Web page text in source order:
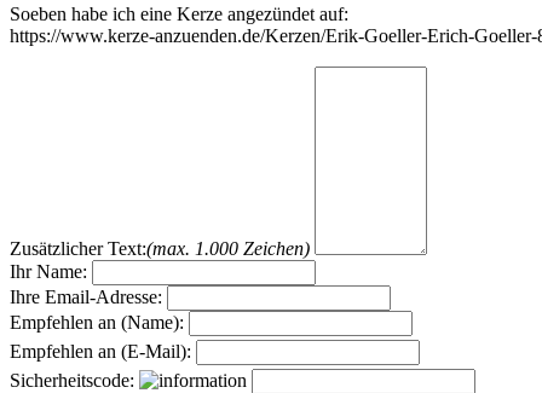
Soeben habe ich eine Kerze angezündet auf:
https://www.kerze-anzuenden.de/Kerzen/Erik-Goeller-Erich-
Zusätzlicher Text:(max. 1.000 Zeichen)
Ihr Name:
Ihre Email-Adresse:
Empfehlen an (Name):
Empfehlen an (E-Mail):
Sicherheitscode: